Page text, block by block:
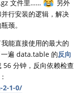
文件里……
另外
行安装的逻辑，解决
颈。
能直接使用的最大的
一遍 data.table 的反向
56 分钟，反向依赖检查
1-0/